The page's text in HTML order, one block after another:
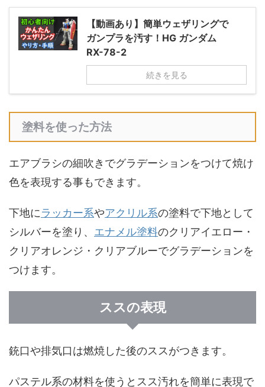
【動画あり】簡単ウェザリングで
ガンプラを汚す！HG ガンダム
RX-78-2
続きを見る
塗料を使った方法
エアブラシの細吹きでグラデーションをつけて焼け
色を表現する事もできます。
下地にラッカー系やアクリル系の塗料で下地として
シルバーを塗り、 エナメル塗料のクリアイエロー・
クリアオレンジ・クリアブルーでグラデーションを
つけます。
ススの表現
銃口や排気口は燃焼した後のススがつきます。
パステル系の材料を使うとスス汚れを簡単に表現で